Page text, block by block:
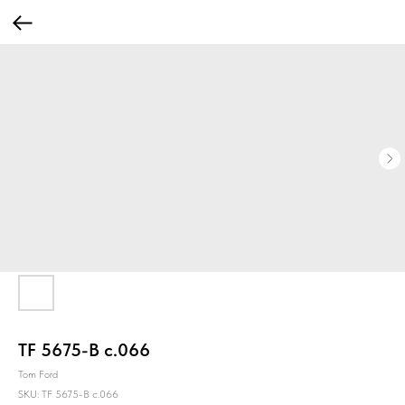
TF 5675-B c.066
Tom Ford
SKU: TF 5675-B c.066